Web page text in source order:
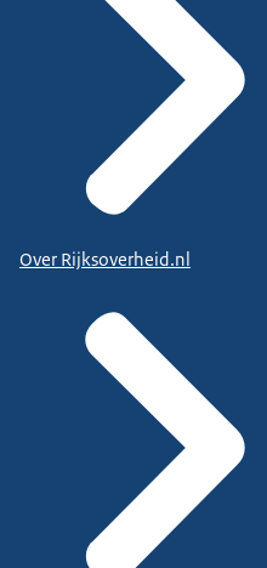
Over Rijksoverheid.nl